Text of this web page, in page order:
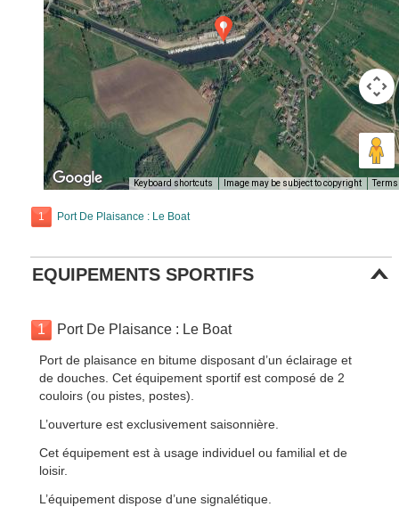
Keyboard shortcuts Image may be subject to copyright Terms
1 Port De Plaisance : Le Boat
EQUIPEMENTS SPORTIFS
1 Port De Plaisance : Le Boat
Port de plaisance en bitume disposant d’un éclairage et
de douches. Cet équipement sportif est composé de 2
couloirs (ou pistes, postes).
L’ouverture est exclusivement saisonnière.
Cet équipement est à usage individuel ou familial et de
loisir.
L’équipement dispose d’une signalétique.